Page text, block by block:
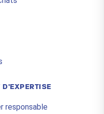
D'EXPERTISE
responsable